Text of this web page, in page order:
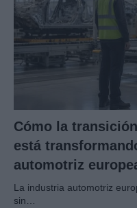
Cómo la
está
automotriz
La industria automotriz
sin…